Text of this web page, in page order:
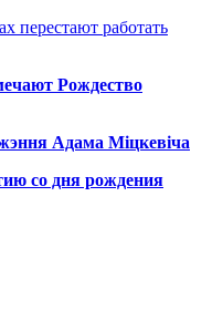
перестают работать
Рождество
Адама Міцкевіча
со дня рождения